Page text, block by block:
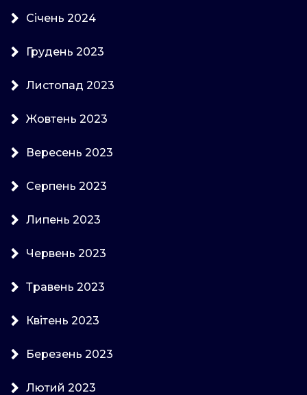
Січень 2024
Грудень 2023
Листопад 2023
Жовтень 2023
Вересень 2023
Серпень 2023
Липень 2023
Червень 2023
Травень 2023
Квітень 2023
Березень 2023
Лютий 2023